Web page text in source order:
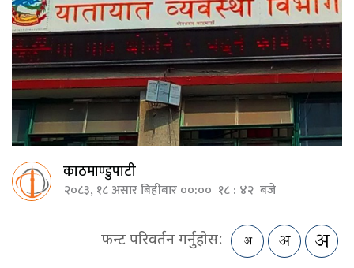
काठमाण्डुपाटी
२०८३, १८ असार बिहीबार ००:०० १८ : ४२ बजे
फन्ट परिवर्तन गर्नुहोस: